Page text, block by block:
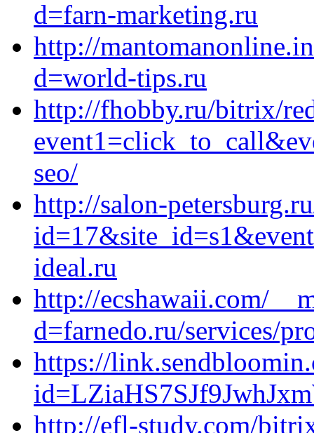
d=farn-marketing.ru
http://
d=world-tips.ru
http://fhobby.ru/bitrix/
seo/
http://salon-
ideal.ru
http://ecshawaii.com/
d=farnedo.ru/services/
https://
http://efl-study.com/